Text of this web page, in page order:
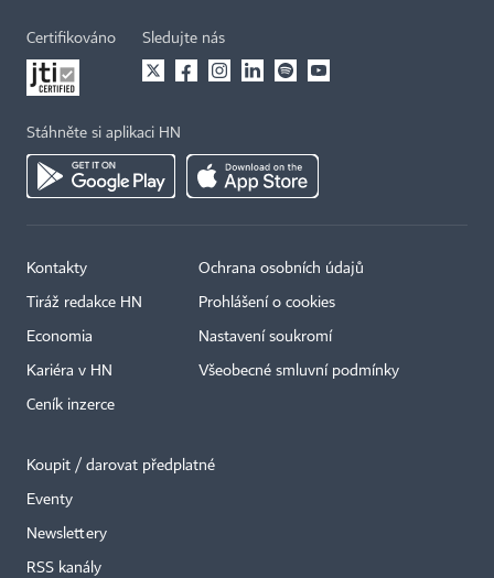
Certifikováno Sledujte nás
Stáhněte si aplikaci HN
Kontakty
Tiráž redakce HN
Economia
Kariéra v HN
Ceník inzerce
Ochrana osobních údajů
Prohlášení o cookies
Nastavení soukromí
Všeobecné smluvní podmínky
Koupit / darovat předplatné
Eventy
Newslettery
RSS kanály